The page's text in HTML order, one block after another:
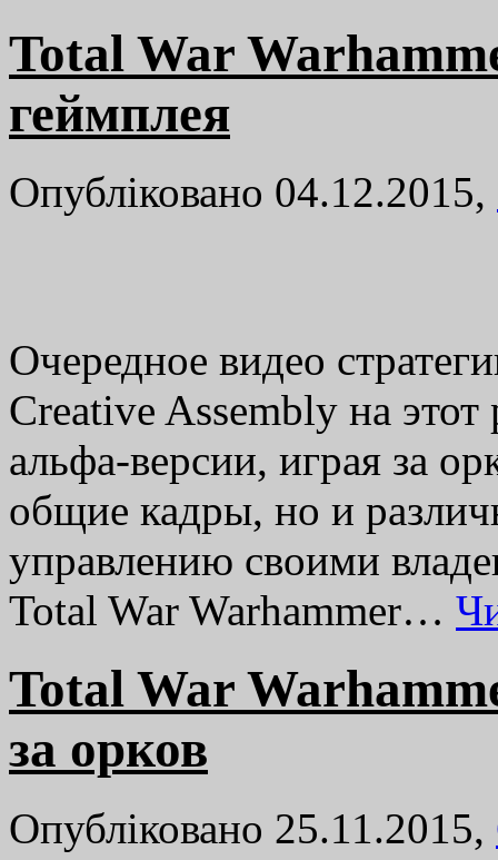
Total War
геймплея
Опубліковано 04.12.2015,
Очередное видео
Creative Assembly на этот
альфа-версии, играя за
общие кадры, но и
управлению своими
Total War Warhammer…
Total War
за орков
Опубліковано 25.11.2015,